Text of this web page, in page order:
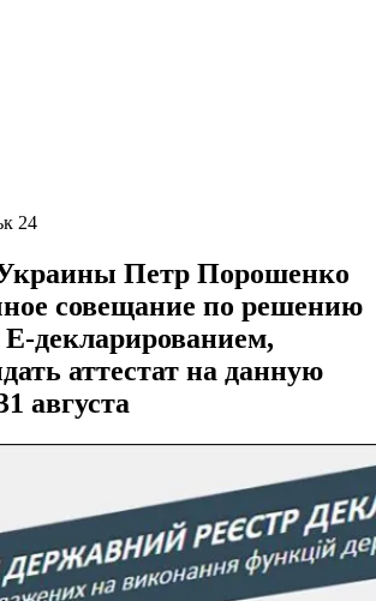
24
Петр Порошенко
совещание по решению
декларированием,
аттестат на данную
августа